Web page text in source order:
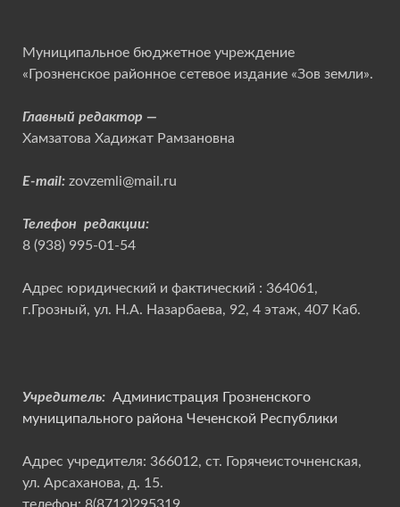
Муниципальное бюджетное учреждение
«Грозненское районное сетевое издание «Зов земли».
Главный редактор —
Хамзатова Хадижат Рамзановна
E-mail: zovzemli@mail.ru
Телефон редакции:
8 (938) 995-01-54
Адрес юридический и фактический : 364061,
г.Грозный, ул. Н.А. Назарбаева, 92, 4 этаж, 407 Каб.
Учредитель: Администрация Грозненского
муниципального района Чеченской Республики
Адрес учредителя: 366012, ст. Горячеисточненская,
ул. Арсаханова, д. 15.
телефон: 8(8712)295319